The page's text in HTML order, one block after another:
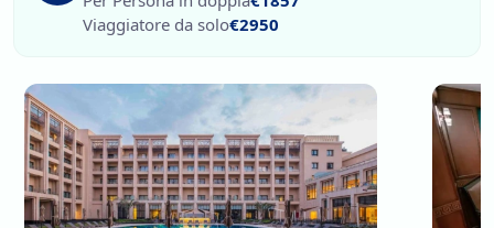
Viaggiatore da solo€2950